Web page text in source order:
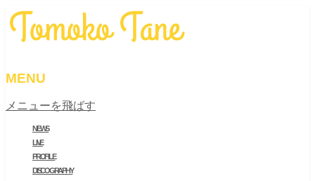
MENU
メニューを飛ばす
NEWS
LIVE
PROFILE
DISCOGRAPHY